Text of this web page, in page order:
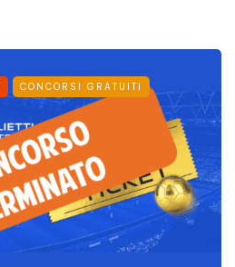
CONCORSI GRATUITI